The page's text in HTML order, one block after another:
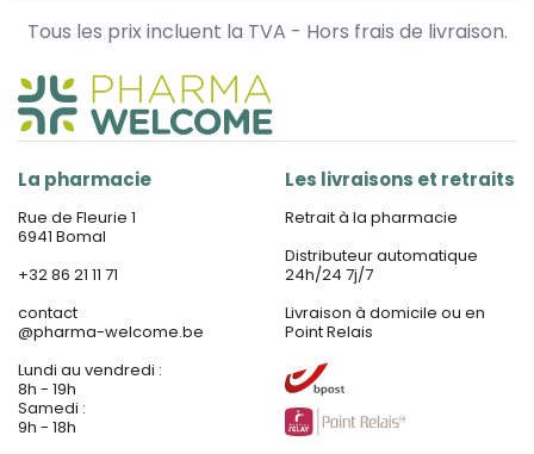
Tous les prix incluent la TVA - Hors frais de livraison.
La pharmacie
Rue de Fleurie 1
6941 Bomal
+32 86 21 11 71
contact
@pharma-welcome.be
Lundi au vendredi :
8h - 19h
Samedi :
9h - 18h
Les livraisons et retraits
Retrait à la pharmacie
Distributeur automatique
24h/24 7j/7
Livraison à domicile ou en
Point Relais